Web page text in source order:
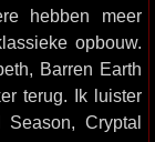
hebben meer
opbouw.
Barren Earth
terug. Ik luister
Cryptal